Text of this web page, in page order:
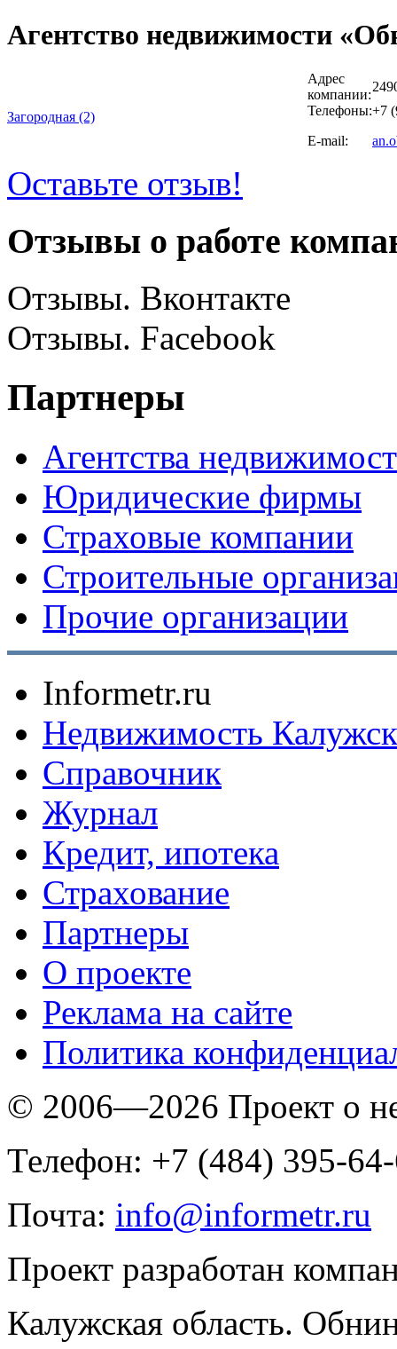
Агентство недвижимости
Загородная (2)
Адрес
компании:
Телефоны:+7
E-mail:
Оставьте отзыв!
Отзывы о работе
Отзывы. Вконтакте
Отзывы. Facebook
Партнеры
Агентства
Юридические фирмы
Страховые компании
Строительные
Прочие организации
Informetr.ru
Недвижимость
Справочник
Журнал
Кредит, ипотека
Страхование
Партнеры
O проекте
Реклама на сайте
Политика
© 2006—2026 Проект о
Телефон: +7 (484) 395-
Почта: info@informetr.ru
Проект разработан
Калужская область.